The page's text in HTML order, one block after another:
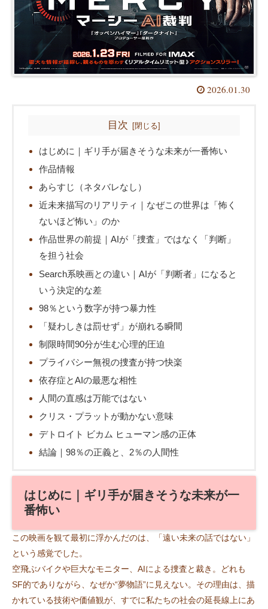
2026.01.30
目次
はじめに｜ギリ手が届きそうな未来が一番怖い
作品情報
あらすじ（ネタバレなし）
近未来描写のリアリティ｜なぜこの世界は「怖く
ないほど怖い」のか
作品世界の前提｜AIが「捜査」ではなく「判断」
を担う社会
Search系映画との違い｜AIが「判断者」になると
いう決定的な差
98％という数字が持つ暴力性
「疑わしきは罰せず」が崩れる瞬間
制限時間90分が生む心理的圧迫
プライバシー無視の捜査が持つ快楽
依存症とAIの最悪な相性
人間の直感は万能ではない
クリス・プラットが動かない意味
デトロイト ビカム ヒューマン感の正体
結論｜98％の正義と、2％の人間性
はじめに｜ギリ手が届きそうな未来が一
番怖い
この映画を観て最初に浮かんだのは、「遠い未来の話ではない」
という感覚でした。
空飛ぶバイクや巨大なモニター、AIによる捜査と裁き。どれも
SF的でありながら、なぜか“夢物語”に見えない。その理由は、描
かれている技術や価値観が、すでに私たちの社会の延長線上にあ